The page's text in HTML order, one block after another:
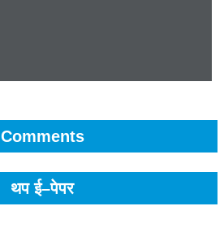
Comments
थप ई–पेपर